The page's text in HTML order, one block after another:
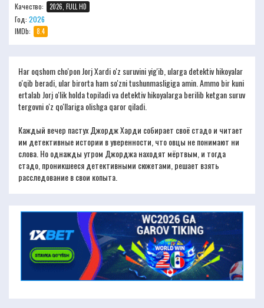
Качество:
2026, FULL HD
Год: 2026
IMDb:
8.4
Har oqshom cho'pon Jorj Xardi o'z suruvini yig'ib, ularga detektiv hikoyalar
o'qib beradi, ular birorta ham so'zni tushunmasligiga amin. Ammo bir kuni
ertalab Jorj o'lik holda topiladi va detektiv hikoyalarga berilib ketgan suruv
tergovni o'z qo'llariga olishga qaror qiladi.
Каждый вечер пастух Джордж Харди собирает своё стадо и читает
им детективные истории в уверенности, что овцы не понимают ни
слова. Но однажды утром Джорджа находят мёртвым, и тогда
стадо, проникшееся детективными сюжетами, решает взять
расследование в свои копыта.